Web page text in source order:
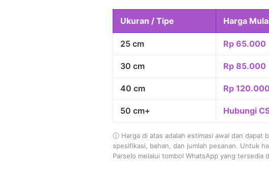
Ukuran / Tipe Harga
25 cm Rp 65.000
30 cm Rp 85.000
40 cm Rp
50 cm+ Hubungi
ⓘ Harga di atas adalah estimasi awal dan dapat
spesifikasi, bahan, dan jumlah pesanan. Untuk
Parselo melalui tombol WhatsApp yang tersedia